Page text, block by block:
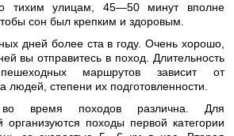
тихим улицам, 45—50 минут вполне
сон был крепким и здоровым.
дней более ста в году. Очень хорошо,
вы отправитесь в поход. Длительность
маршрутов зависит от
людей, степени их подготовленности.
во время походов различна. Для
походы первой категории